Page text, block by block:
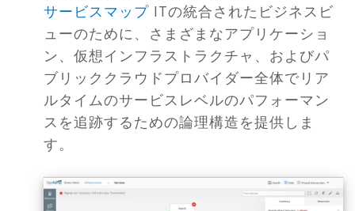
サービスマップ ITの統合されたビジネスビ
ューのために、さまざまなアプリケーショ
ン、仮想インフラストラクチャ、およびパ
ブリッククラウドプロバイダー全体でリア
ルタイムのサービスレベルのパフォーマン
スを追跡するための論理構造を提供しま
す。